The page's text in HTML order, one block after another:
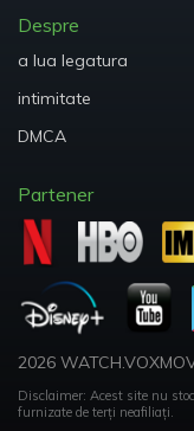
Despre
a lua legatura
intimitate
DMCA
Partener
2026
Disclaimer: Acest site nu
furnizate de terți neafiliați.